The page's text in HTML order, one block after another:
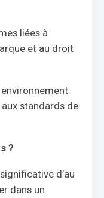
liées à
et au droit
standards de
?
d’au
dans un